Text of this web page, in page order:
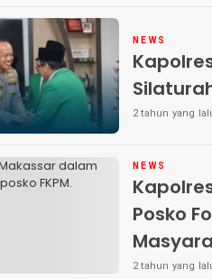
NEWS
2 tahun yang
NEWS
Posko
2 tahun yang